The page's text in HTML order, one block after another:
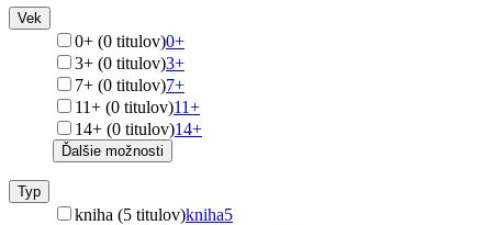
Vek
0+ (0 titulov)0+
3+ (0 titulov)3+
7+ (0 titulov)7+
11+ (0 titulov)11+
14+ (0 titulov)14+
Ďalšie možnosti
Typ
kniha (5 titulov)kniha5